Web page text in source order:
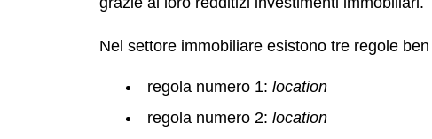
Nel settore immobiliare esistono tre regole
regola numero 1: location
regola numero 2: location